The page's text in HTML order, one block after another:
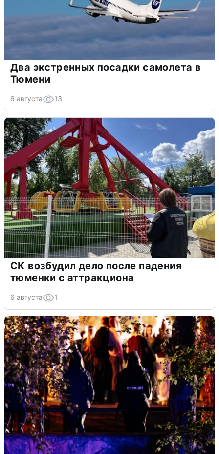
Два экстренных посадки самолета в
Тюмени
6 августа 13
СК возбудил дело после падения
тюменки с аттракциона
6 августа 1